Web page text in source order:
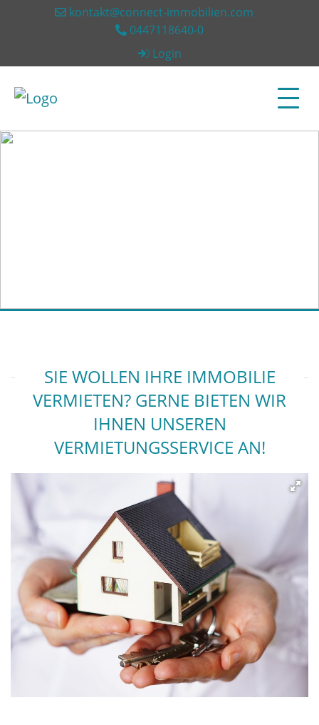
kontakt@connect-immobilien.com
0447118640-0
Login
SIE WOLLEN IHRE IMMOBILIE
VERMIETEN? GERNE BIETEN WIR
IHNEN UNSEREN
VERMIETUNGSSERVICE AN!